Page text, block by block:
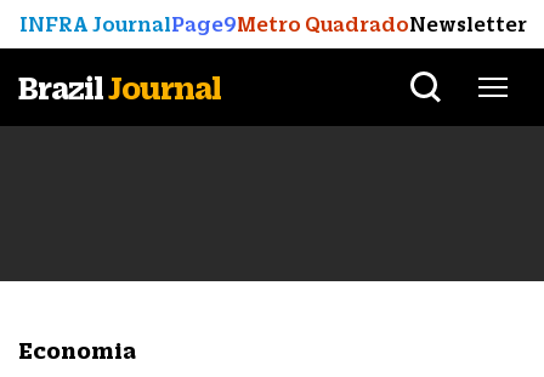
INFRA JournalPage9Metro QuadradoNewsletter
BrazilJournal
Economia